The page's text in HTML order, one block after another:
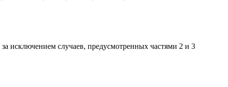
исключением случаев, предусмотренных частями 2 и 3